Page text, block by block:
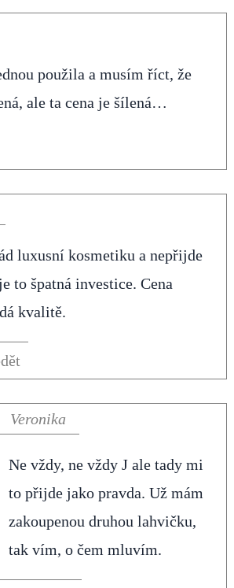
použila a musím říct, že
ale ta cena je šílená…
luxusní kosmetiku a nepřijde
to špatná investice. Cena
kvalitě.
Veronika
Ne vždy, ne vždy J ale tady mi
to přijde jako pravda. Už mám
zakoupenou druhou lahvičku,
tak vím, o čem mluvím.